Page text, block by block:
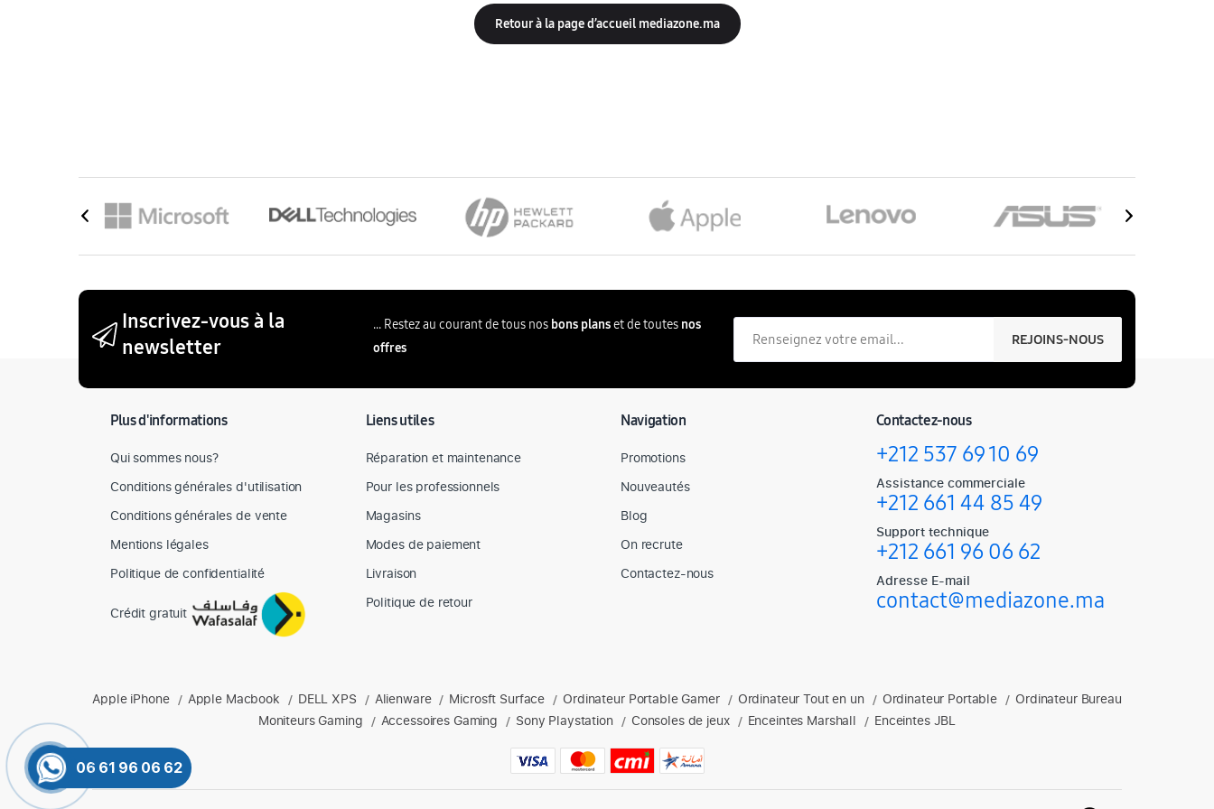
Imprimantes et Scanners
Découvrir tous les iPad
Accessoires Mac
Écouteurs avec réduction de bruit
Console Legion Go
Accessoire Consoles
Retour à la page d’accueil mediazone.ma
Inscrivez-vous à la
newsletter
... Restez au courant de tous nos bons planset de toutes nos
offres
REJOINS-NOUS
Plus d'informations
Qui sommes nous?
Conditions générales d'utilisation
Conditions générales de vente
Mentions légales
Politique de confidentialité
Crédit gratuit
Liens utiles
Réparation et maintenance
Pour les professionnels
Magasins
Modes de paiement
Livraison
Politique de retour
Navigation
Promotions
Nouveautés
Blog
On recrute
Contactez-nous
Contactez-nous
+212 537 69 10 69
Assistance commerciale
+212 661 44 85 49
Support technique
+212 661 96 06 62
Adresse E-mail
contact@mediazone.ma
Produits phares chez Mediazone
Retrouvez chez Mediazone les références incontournables : Apple, Dell, hp, Lenovo, Microsoft, ordinateurs portables, accessoires gaming, enceintes et plus.
Apple iPhone / Apple Macbook / DELL XPS / Alienware / Microsft Surface / Ordinateur Portable Gamer / Ordinateur Tout en un / Ordinateur Portable / Ordinateur Bureau
Moniteurs Gaming
/ Accessoires Gaming / Sony Playstation / Consoles de jeux / Enceintes Marshall / Enceintes JBL
06 61 96 06 62